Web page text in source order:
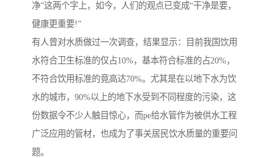
净”这两个字上，如今，人们的观点已变成“干净是要，
健康更重要!”
有人曾对水质做过一次调查，结果显示：目前我国饮用
水符合卫生标准的仅占10%，基本符合标准的占20%，
不符合饮用标准的竟高达70%。尤其是在以地下水为饮
水的城市，90%以上的地下水受到不同程度的污染，这
份数据令不少人触目惊心，而pe给水管作为被供水工程
广泛应用的管材，也成为了事关居民饮水质量的重要问
题。